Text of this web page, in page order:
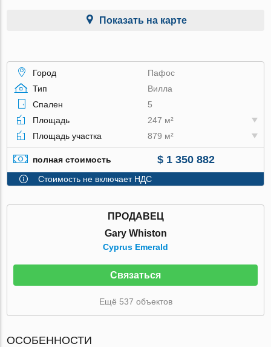
Показать на карте
Город
Пафос
Тип
Вилла
Спален
5
Площадь
247 м²
Площадь участка
879 м²
полная стоимость $ 1 350 882
Стоимость не включает НДС
ПРОДАВЕЦ
Gary Whiston
Cyprus Emerald
Связаться
Ещё 537 объектов
ОСОБЕННОСТИ